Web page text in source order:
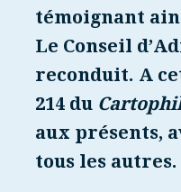
témoignant
Le Conseil
reconduit. A
214 du
aux présents,
tous les autres.